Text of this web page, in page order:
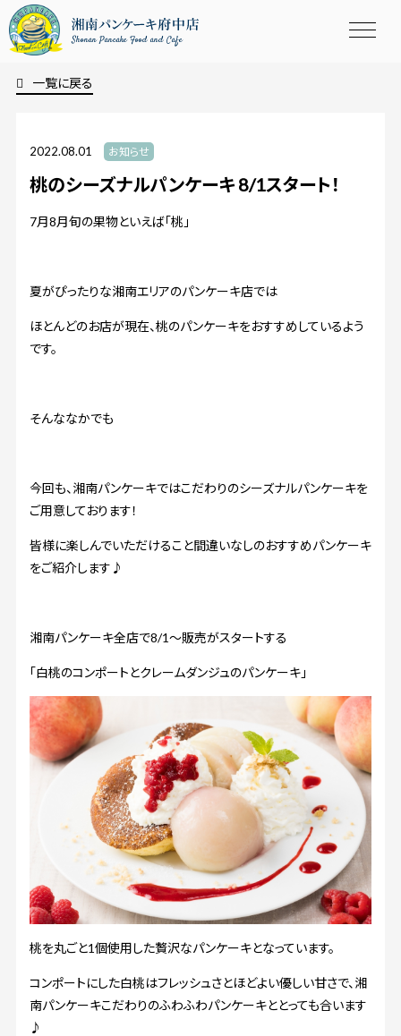
Shonan Pancake Food and Cafe
一覧に戻る
2022.08.01 お知らせ
桃のシーズナルパンケーキ 8/1スタート！
7月8月旬の果物といえば「桃」
夏がぴったりな湘南エリアのパンケーキ店では
ほとんどのお店が現在、桃のパンケーキをおすすめしているよう
です。
そんななかでも
今回も、湘南パンケーキではこだわりのシーズナルパンケーキを
ご用意しております！
皆様に楽しんでいただけること間違いなしのおすすめパンケーキ
をご紹介します♪
湘南パンケーキ全店で8/1～販売がスタートする
「白桃のコンポートとクレームダンジュのパンケーキ」
桃を丸ごと1個使用した贅沢なパンケーキとなっています。
コンポートにした白桃はフレッシュさとほどよい優しい甘さで、湘
南パンケーキこだわりのふわふわパンケーキととっても合います
♪